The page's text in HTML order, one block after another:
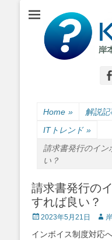
小さな会社・小さな
Home » 解説記
ITトレンド »
請求書発行のイン
い？
請求書発行の
すれば良い？
Posted
2023年5月21日
インボイス制度対応